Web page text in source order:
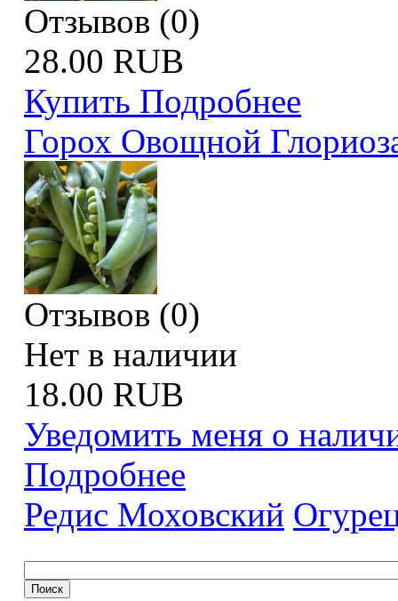
Отзывов (0)
28.00 RUB
Купить Подробнее
Горох Овощной
Отзывов (0)
Нет в наличии
18.00 RUB
Уведомить меня о
Подробнее
Редис Моховский